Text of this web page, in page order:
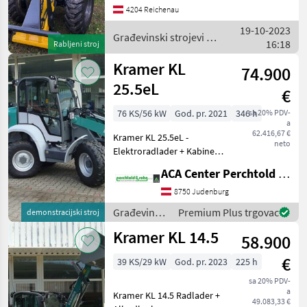
Rabljeni stroj
zaključavanje uređaja,
Dodatak - hidraulični krug
Građevinski strojev
4204 Reichenau
Građevinski strojevi /
Kramer
19-10-2023
16:18
demonstracijski stroj
Kramer KL
25.5eL
74.900
€
sa 20% PDV-
a
62.416,67 €
neto
76 KS/56 kW God. pr. 2021
346 h
Kramer KL 25.5eL -
Elektroradlader + Kabine
Wärmeschutzverglasung +
3. Steuerkreis mit
Dauerfunktion und
Druckentlastung + Batterie
mit 416 Ah Kapazität + Di
ACA Center Perchtold - Perchtold & Sohn GmbH
8750 Judenburg
Građevinski
strojevi /
Kramer
Premium Plus trgovac
Kramer KL 14.5
58.900
€
sa 20% PDV-
a
49.083,33 €
39 KS/29 kW God. pr. 2023 225 h
Kramer KL 14.5 Radlader +